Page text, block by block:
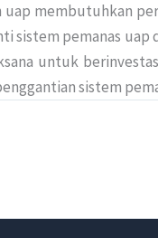
uap membutuhkan
pemanas uap
untuk
sistem